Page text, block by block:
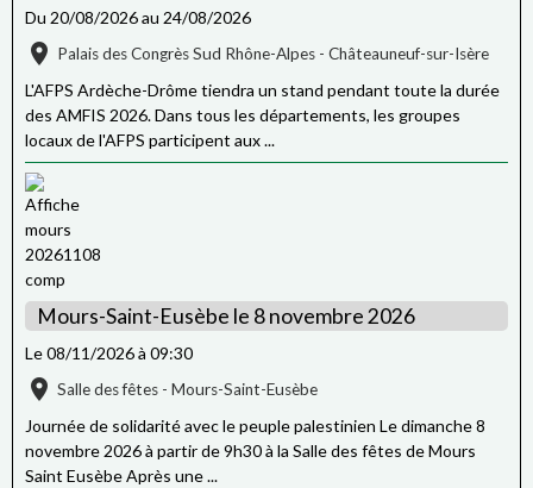
Du 20/08/2026au 24/08/2026
Palais des Congrès Sud Rhône-Alpes - Châteauneuf-sur-Isère
L'AFPS Ardèche-Drôme tiendra un stand pendant toute la durée
des AMFIS 2026. Dans tous les départements, les groupes
locaux de l'AFPS participent aux ...
Mours-Saint-Eusèbe le 8 novembre 2026
Le 08/11/2026à 09:30
Salle des fêtes - Mours-Saint-Eusèbe
Journée de solidarité avec le peuple palestinien Le dimanche 8
novembre 2026 à partir de 9h30 à la Salle des fêtes de Mours
Saint Eusèbe Après une ...